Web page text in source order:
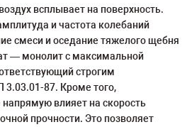
всплывает на поверхность.
и частота колебаний
смеси и оседание тяжелого щебня
— монолит с максимальной
строгим
87. Кроме того,
напрямую влияет на скорость
прочности. Это позволяет